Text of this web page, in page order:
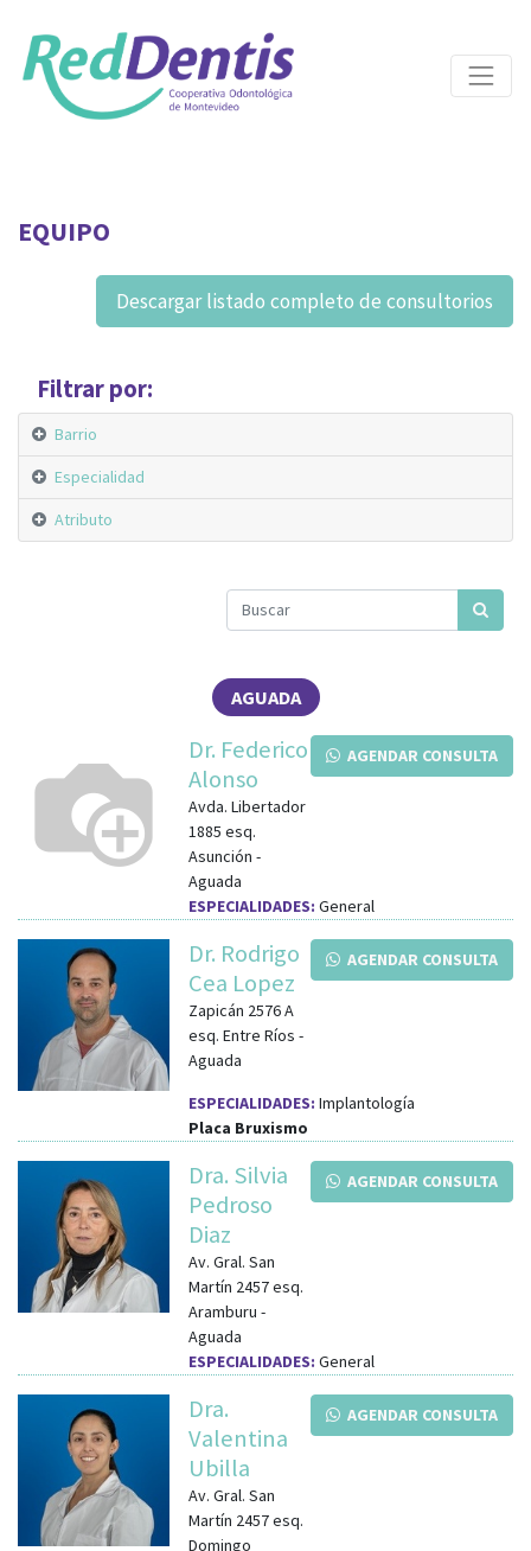
EQUIPO
Descargar listado completo de consultorios
Filtrar por:
Barrio
Especialidad
Atributo
AGUADA
AGENDAR CONSULTA
Dr. Federico
Alonso
Avda. Libertador
1885 esq.
Asunción -
Aguada
ESPECIALIDADES: General
AGENDAR CONSULTA
Dr. Rodrigo
Cea Lopez
Zapicán 2576 A
esq. Entre Ríos -
Aguada
ESPECIALIDADES: Implantología
Placa Bruxismo
AGENDAR CONSULTA
Dra. Silvia
Pedroso
Diaz
Av. Gral. San
Martín 2457esq.
Aramburu -
Aguada
ESPECIALIDADES: General
AGENDAR CONSULTA
Dra.
Valentina
Ubilla
Av. Gral. San
Martín 2457esq.
Domingo